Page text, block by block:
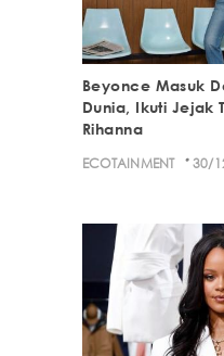
Beyonce Masuk
Dunia, Ikuti Jejak
Rihanna
ECOTAINMENT · 30/